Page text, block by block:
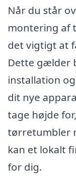
Når du står
montering af
det vigtigt at
Dette gælder
installation
dit nye
tage højde
tørretumbler
kan et lokalt
for dig.